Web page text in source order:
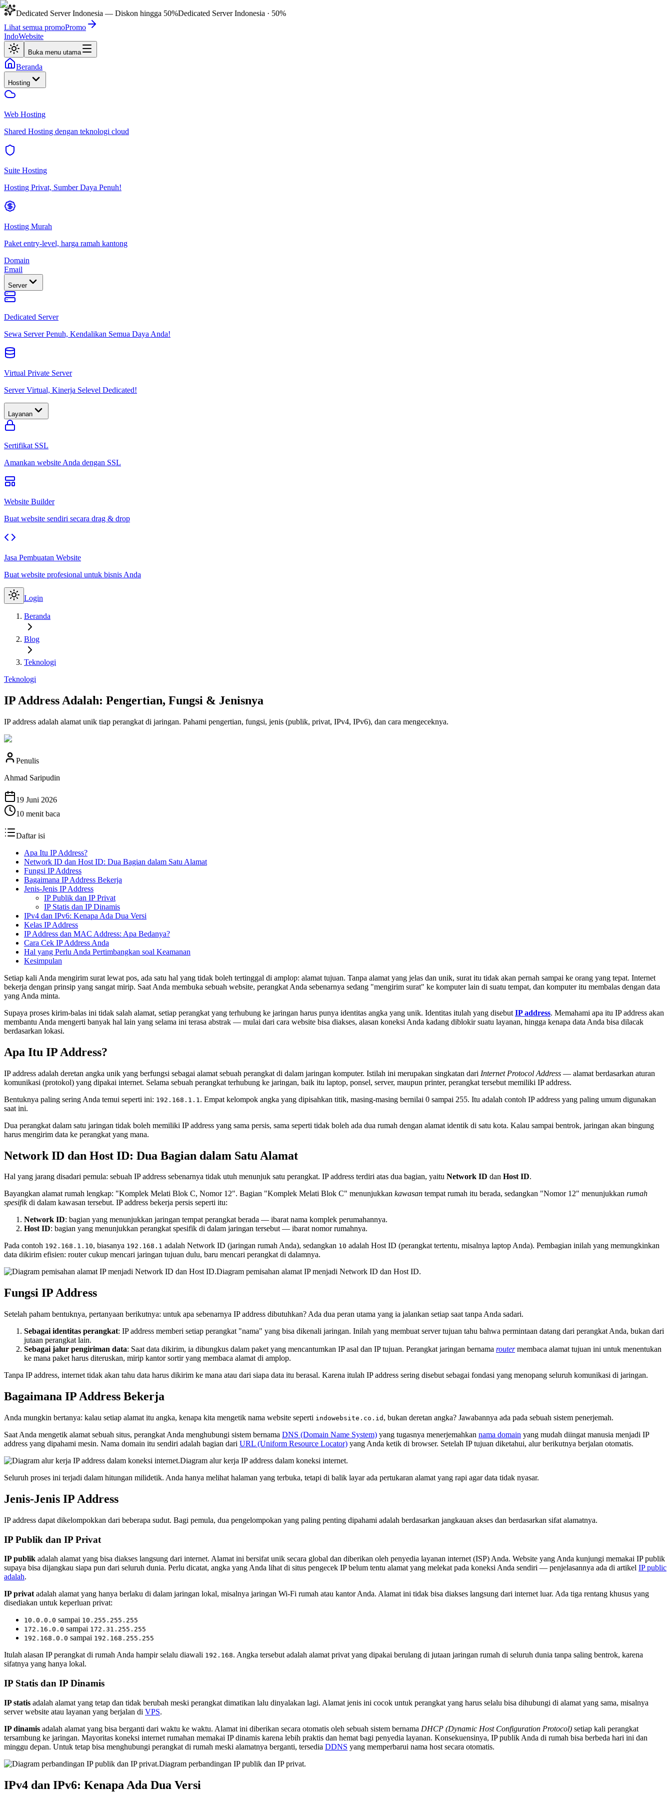
Dedicated Server Indonesia — Diskon hingga 50%Dedicated Server Indonesia · 50%
Lihat semua promoPromo
IndoWebsite
Buka menu utama
Beranda
Hosting
Web Hosting
Shared Hosting dengan teknologi cloud
Suite Hosting
Hosting Privat, Sumber Daya Penuh!
Hosting Murah
Paket entry-level, harga ramah kantong
Domain
Email
Server
Dedicated Server
Sewa Server Penuh, Kendalikan Semua Daya Anda!
Virtual Private Server
Server Virtual, Kinerja Selevel Dedicated!
Layanan
Sertifikat SSL
Amankan website Anda dengan SSL
Website Builder
Buat website sendiri secara drag & drop
Jasa Pembuatan Website
Buat website profesional untuk bisnis Anda
Login
Beranda
Blog
Teknologi
Teknologi
IP Address Adalah: Pengertian, Fungsi & Jenisnya
IP address adalah alamat unik tiap perangkat di jaringan. Pahami pengertian, fungsi, jenis (publik, privat, IPv4, IPv6), dan cara mengeceknya.
Penulis
Ahmad Saripudin
19 Juni 2026
10 menit baca
Daftar isi
Apa Itu IP Address?
Network ID dan Host ID: Dua Bagian dalam Satu Alamat
Fungsi IP Address
Bagaimana IP Address Bekerja
Jenis-Jenis IP Address
IP Publik dan IP Privat
IP Statis dan IP Dinamis
IPv4 dan IPv6: Kenapa Ada Dua Versi
Kelas IP Address
IP Address dan MAC Address: Apa Bedanya?
Cara Cek IP Address Anda
Hal yang Perlu Anda Pertimbangkan soal Keamanan
Kesimpulan
Setiap kali Anda mengirim surat lewat pos, ada satu hal yang tidak boleh tertinggal di amplop: alamat tujuan. Tanpa alamat yang jelas dan unik, surat itu tidak akan pernah sampai ke orang yang tepat. Internet
bekerja dengan prinsip yang sangat mirip. Saat Anda membuka sebuah website, perangkat Anda sebenarnya sedang "mengirim surat" ke komputer lain di suatu tempat, dan komputer itu membalas dengan data
yang Anda minta.
Supaya proses kirim-balas ini tidak salah alamat, setiap perangkat yang terhubung ke jaringan harus punya identitas angka yang unik. Identitas itulah yang disebut IP address. Memahami apa itu IP address akan
membantu Anda mengerti banyak hal lain yang selama ini terasa abstrak — mulai dari cara website bisa diakses, alasan koneksi Anda kadang diblokir suatu layanan, hingga kenapa data Anda bisa dilacak
berdasarkan lokasi.
Apa Itu IP Address?
IP address adalah deretan angka unik yang berfungsi sebagai alamat sebuah perangkat di dalam jaringan komputer. Istilah ini merupakan singkatan dari Internet Protocol Address — alamat berdasarkan aturan
komunikasi (protokol) yang dipakai internet. Selama sebuah perangkat terhubung ke jaringan, baik itu laptop, ponsel, server, maupun printer, perangkat tersebut memiliki IP address.
Bentuknya paling sering Anda temui seperti ini: 192.168.1.1 . Empat kelompok angka yang dipisahkan titik, masing-masing bernilai 0 sampai 255. Itu adalah contoh IP address yang paling umum digunakan
saat ini.
Dua perangkat dalam satu jaringan tidak boleh memiliki IP address yang sama persis, sama seperti tidak boleh ada dua rumah dengan alamat identik di satu kota. Kalau sampai bentrok, jaringan akan bingung
harus mengirim data ke perangkat yang mana.
Network ID dan Host ID: Dua Bagian dalam Satu Alamat
Hal yang jarang disadari pemula: sebuah IP address sebenarnya tidak utuh menunjuk satu perangkat. IP address terdiri atas dua bagian, yaitu Network ID dan Host ID.
Bayangkan alamat rumah lengkap: "Komplek Melati Blok C, Nomor 12". Bagian "Komplek Melati Blok C" menunjukkan kawasan tempat rumah itu berada, sedangkan "Nomor 12" menunjukkan rumah
spesifikdi dalam kawasan tersebut. IP address bekerja persis seperti itu:
Network ID: bagian yang menunjukkan jaringan tempat perangkat berada — ibarat nama komplek perumahannya.
Host ID: bagian yang menunjukkan perangkat spesifik di dalam jaringan tersebut — ibarat nomor rumahnya.
Pada contoh 192.168.1.10, biasanya 192.168.1 adalah Network ID (jaringan rumah Anda), sedangkan 10 adalah Host ID (perangkat tertentu, misalnya laptop Anda). Pembagian inilah yang memungkinkan
data dikirim efisien: router cukup mencari jaringan tujuan dulu, baru mencari perangkat di dalamnya.
Diagram pemisahan alamat IP menjadi Network ID dan Host ID.
Fungsi IP Address
Setelah paham bentuknya, pertanyaan berikutnya: untuk apa sebenarnya IP address dibutuhkan? Ada dua peran utama yang ia jalankan setiap saat tanpa Anda sadari.
Sebagai identitas perangkat: IP address memberi setiap perangkat "nama" yang bisa dikenali jaringan. Inilah yang membuat server tujuan tahu bahwa permintaan datang dari perangkat Anda, bukan dari
jutaan perangkat lain.
Sebagai jalur pengiriman data: Saat data dikirim, ia dibungkus dalam paket yang mencantumkan IP asal dan IP tujuan. Perangkat jaringan bernama routermembaca alamat tujuan ini untuk menentukan
ke mana paket harus diteruskan, mirip kantor sortir yang membaca alamat di amplop.
Tanpa IP address, internet tidak akan tahu data harus dikirim ke mana atau dari siapa data itu berasal. Karena itulah IP address sering disebut sebagai fondasi yang menopang seluruh komunikasi di jaringan.
Bagaimana IP Address Bekerja
Anda mungkin bertanya: kalau setiap alamat itu angka, kenapa kita mengetik nama website seperti indowebsite.co.id , bukan deretan angka? Jawabannya ada pada sebuah sistem penerjemah.
Saat Anda mengetik alamat sebuah situs, perangkat Anda menghubungi sistem bernama DNS (Domain Name System) yang tugasnya menerjemahkan nama domain yang mudah diingat manusia menjadi IP
address yang dipahami mesin. Nama domain itu sendiri adalah bagian dari URL (Uniform Resource Locator) yang Anda ketik di browser. Setelah IP tujuan diketahui, alur berikutnya berjalan otomatis.
Diagram alur kerja IP address dalam koneksi internet.
Seluruh proses ini terjadi dalam hitungan milidetik. Anda hanya melihat halaman yang terbuka, tetapi di balik layar ada pertukaran alamat yang rapi agar data tidak nyasar.
Jenis-Jenis IP Address
IP address dapat dikelompokkan dari beberapa sudut. Bagi pemula, dua pengelompokan yang paling penting dipahami adalah berdasarkan jangkauan akses dan berdasarkan sifat alamatnya.
IP Publik dan IP Privat
IP publik adalah alamat yang bisa diakses langsung dari internet. Alamat ini bersifat unik secara global dan diberikan oleh penyedia layanan internet (ISP) Anda. Website yang Anda kunjungi memakai IP publik
supaya bisa dijangkau siapa pun dari seluruh dunia. Perlu dicatat, angka yang Anda lihat di situs pengecek IP belum tentu alamat yang melekat pada koneksi Anda sendiri — penjelasannya ada di artikel IP public
adalah.
IP privat adalah alamat yang hanya berlaku di dalam jaringan lokal, misalnya jaringan Wi-Fi rumah atau kantor Anda. Alamat ini tidak bisa diakses langsung dari internet luar. Ada tiga rentang khusus yang
disediakan untuk keperluan privat:
10.0.0.0 sampai 10.255.255.255
172.16.0.0 sampai 172.31.255.255
192.168.0.0 sampai 192.168.255.255
Itulah alasan IP perangkat di rumah Anda hampir selalu diawali 192.168. Angka tersebut adalah alamat privat yang dipakai berulang di jutaan jaringan rumah di seluruh dunia tanpa saling bentrok, karena
sifatnya yang hanya lokal.
IP Statis dan IP Dinamis
IP statis adalah alamat yang tetap dan tidak berubah meski perangkat dimatikan lalu dinyalakan lagi. Alamat jenis ini cocok untuk perangkat yang harus selalu bisa dihubungi di alamat yang sama, misalnya
server website atau layanan yang berjalan di VPS.
IP dinamis adalah alamat yang bisa berganti dari waktu ke waktu. Alamat ini diberikan secara otomatis oleh sebuah sistem bernama DHCP (Dynamic Host Configuration Protocol) setiap kali perangkat
tersambung ke jaringan. Mayoritas koneksi internet rumahan memakai IP dinamis karena lebih praktis dan hemat bagi penyedia layanan. Konsekuensinya, IP publik Anda di rumah bisa berbeda hari ini dan
minggu depan. Untuk tetap bisa menghubungi perangkat di rumah meski alamatnya berganti, tersedia DDNS yang memperbarui nama host secara otomatis.
Diagram perbandingan IP publik dan IP privat.
IPv4 dan IPv6: Kenapa Ada Dua Versi